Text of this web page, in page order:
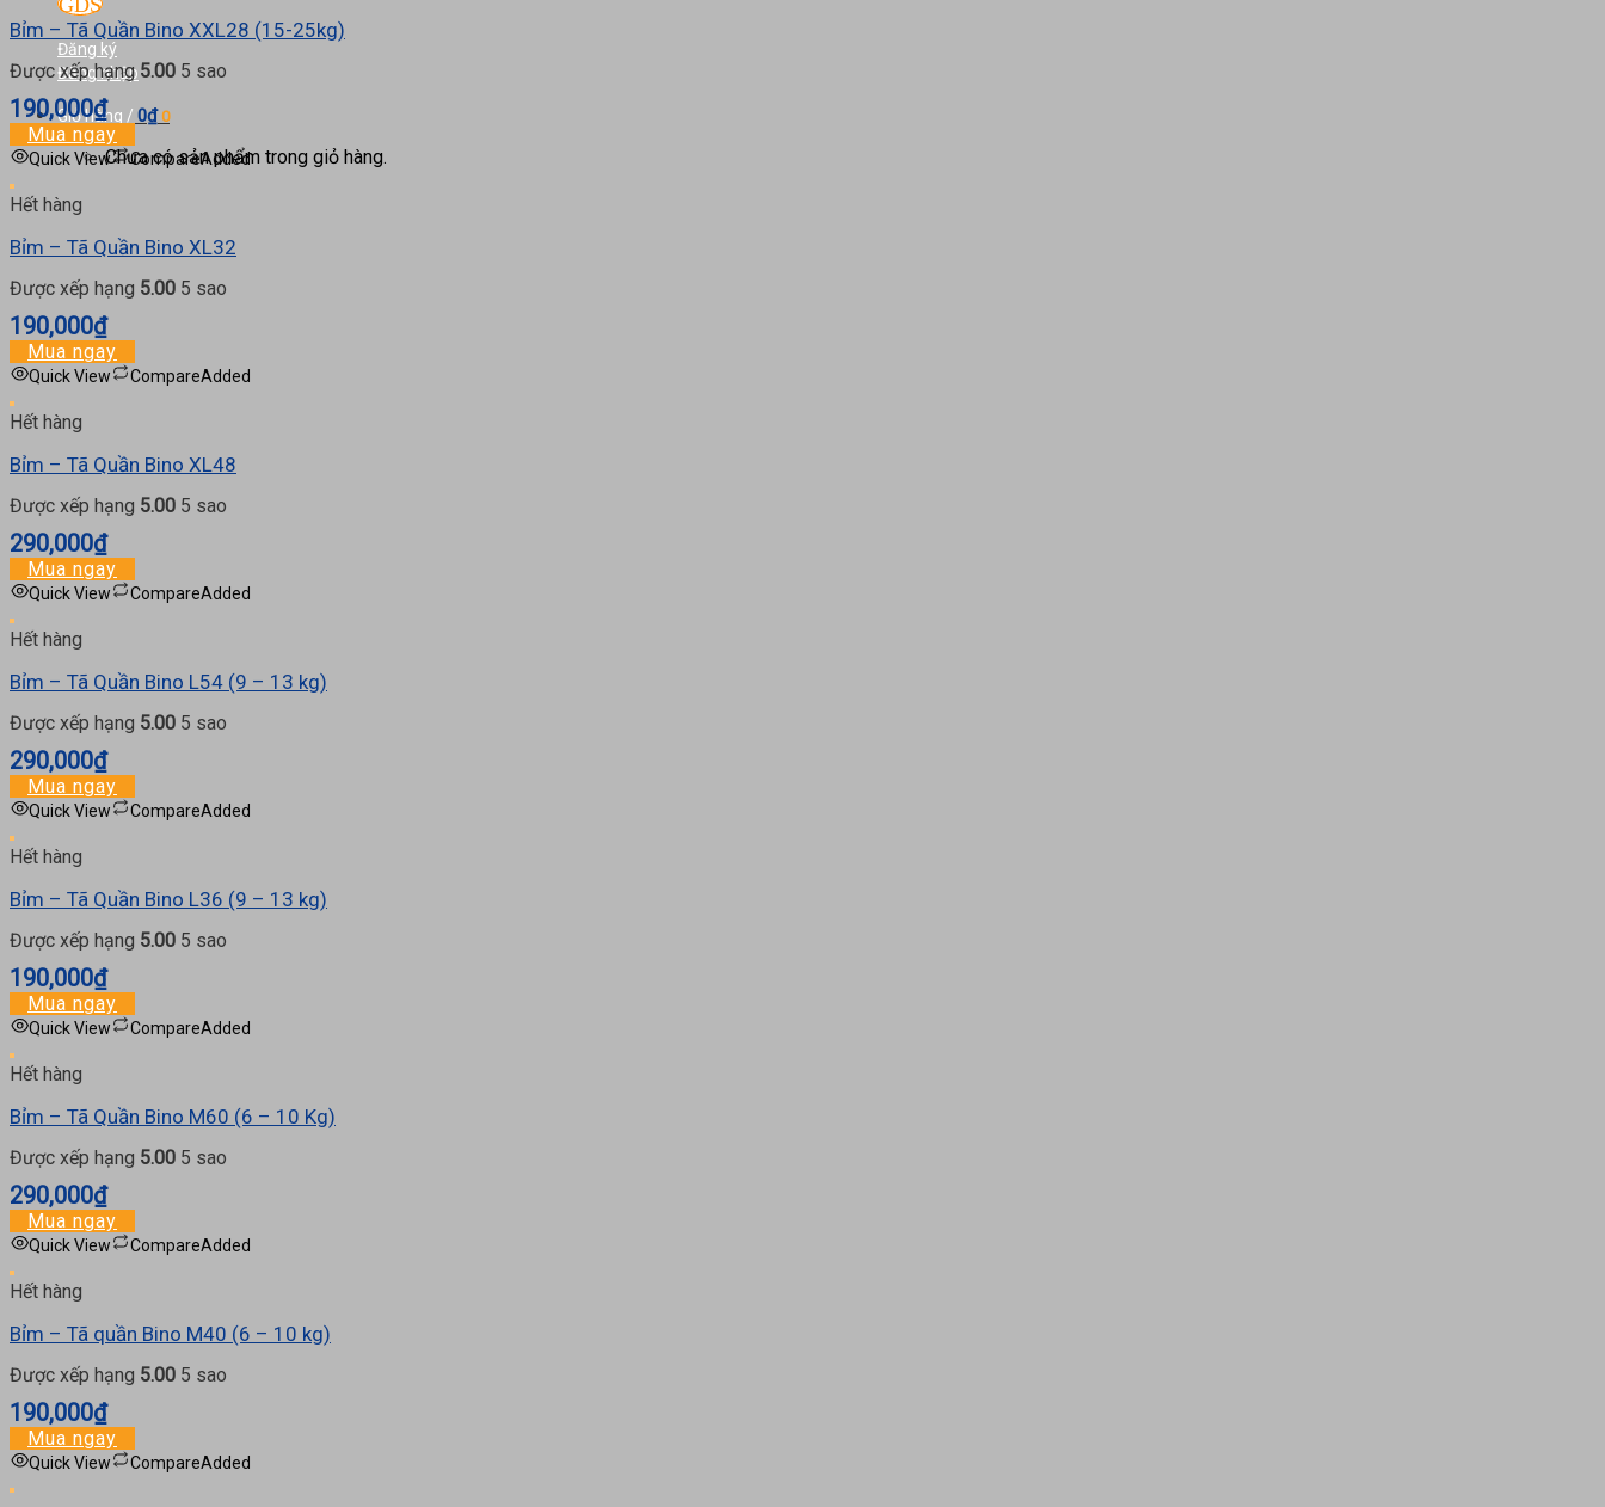
Đăng ký
Đăng nhập
Giỏ hàng / 0₫ 0
Chưa có sản phẩm trong giỏ hàng.
Bỉm – Tã Quần Bino XXL28 (15-25kg)
Được xếp hạng5.00 5 sao
190,000₫
Mua ngay
Quick View CompareAdded
Hết hàng
Bỉm – Tã Quần Bino XL32
Được xếp hạng 5.00 5 sao
190,000₫
Mua ngay
Quick View CompareAdded
Hết hàng
Bỉm – Tã Quần Bino XL48
Được xếp hạng 5.00 5 sao
290,000₫
Mua ngay
Quick View CompareAdded
Hết hàng
Bỉm – Tã Quần Bino L54 (9 – 13 kg)
Được xếp hạng 5.00 5 sao
290,000₫
Mua ngay
Quick View CompareAdded
Hết hàng
Bỉm – Tã Quần Bino L36 (9 – 13 kg)
Được xếp hạng 5.00 5 sao
190,000₫
Mua ngay
Quick View CompareAdded
Hết hàng
Bỉm – Tã Quần Bino M60 (6 – 10 Kg)
Được xếp hạng 5.00 5 sao
290,000₫
Mua ngay
Quick View CompareAdded
Hết hàng
Bỉm – Tã quần Bino M40 (6 – 10 kg)
Được xếp hạng 5.00 5 sao
190,000₫
Mua ngay
Quick View CompareAdded